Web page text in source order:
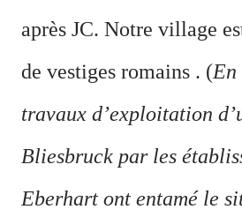
après JC. Notre village
de vestiges romains . (En
travaux d’exploitation
Bliesbruck par les
Eberhart ont entamé le